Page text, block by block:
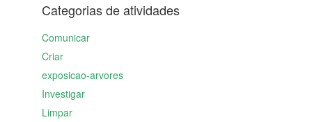
Categorias de atividades
Comunicar
Criar
exposicao-arvores
Investigar
Limpar